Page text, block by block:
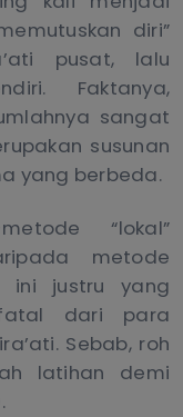
diri”
pusat, lalu
Faktanya,
sangat
susunan
yang berbeda.
“lokal”
metode
ini justru yang
dari para
Sebab, roh
latihan demi